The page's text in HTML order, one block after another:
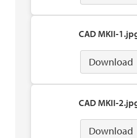
CAD MKII-
Download
CAD MKII-
Download